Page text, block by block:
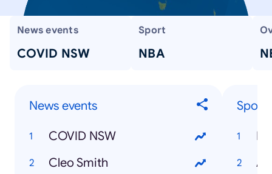
News events
COVID NSW
Sport
NBA
News events
COVID NSW
Cleo Smith
Sport